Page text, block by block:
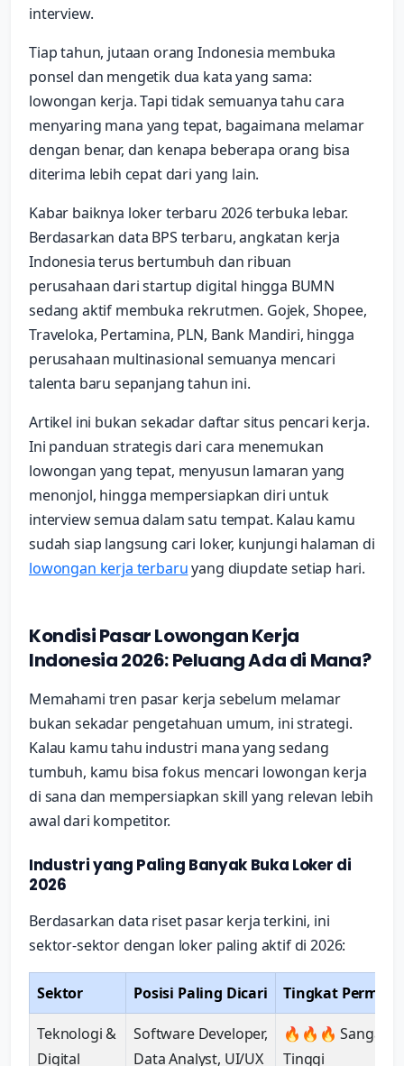
interview.
Tiap tahun, jutaan orang Indonesia membuka
ponsel dan mengetik dua kata yang sama:
lowongan kerja. Tapi tidak semuanya tahu cara
menyaring mana yang tepat, bagaimana melamar
dengan benar, dan kenapa beberapa orang bisa
diterima lebih cepat dari yang lain.
Kabar baiknya loker terbaru 2026 terbuka lebar.
Berdasarkan data BPS terbaru, angkatan kerja
Indonesia terus bertumbuh dan ribuan
perusahaan dari startup digital hingga BUMN
sedang aktif membuka rekrutmen. Gojek, Shopee,
Traveloka, Pertamina, PLN, Bank Mandiri, hingga
perusahaan multinasional semuanya mencari
talenta baru sepanjang tahun ini.
Artikel ini bukan sekadar daftar situs pencari kerja.
Ini panduan strategis dari cara menemukan
lowongan yang tepat, menyusun lamaran yang
menonjol, hingga mempersiapkan diri untuk
interview semua dalam satu tempat. Kalau kamu
sudah siap langsung cari loker, kunjungi halaman di
lowongan kerja terbaruyang diupdate setiap hari.
Kondisi Pasar Lowongan Kerja
Indonesia 2026: Peluang Ada di Mana?
Memahami tren pasar kerja sebelum melamar
bukan sekadar pengetahuan umum, ini strategi.
Kalau kamu tahu industri mana yang sedang
tumbuh, kamu bisa fokus mencari lowongan kerja
di sana dan mempersiapkan skill yang relevan lebih
awal dari kompetitor.
Industri yang Paling Banyak Buka Loker di
2026
Berdasarkan data riset pasar kerja terkini, ini
sektor-sektor dengan loker paling aktif di 2026:
Sektor Posisi Paling Dicari Tingkat
Teknologi &
Digital
Software Developer,
Data Analyst, UI/UX
🔥🔥🔥 Sangat
Tinggi